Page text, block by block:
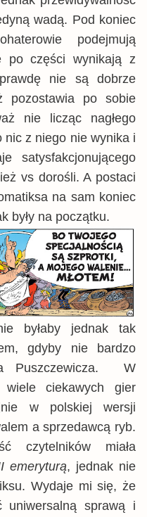
wadą. Pod koniec
podejmują
po części wynikają z
nie są dobrze
pozostawia po sobie
nie licząc nagłego
nic z niego nie wynika i
satysfakcjonującego
vs dorośli. A postaci
na sam koniec
były na początku.
byłaby jednak tak
gdyby nie bardzo
Puszczewicza. W
ciekawych gier
w polskiej wersji
a sprzedawcą ryb.
miała
emeryturą, jednak nie
Wydaje mi się, że
uniwersalną sprawą i